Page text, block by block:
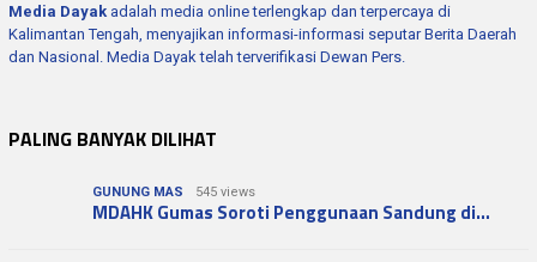
Media Dayak adalah media online terlengkap dan terpercaya di
Kalimantan Tengah, menyajikan informasi-informasi seputar Berita Daerah
dan Nasional. Media Dayak telah terverifikasi Dewan Pers.
PALING BANYAK DILIHAT
GUNUNG MAS 545 views
MDAHK Gumas Soroti Penggunaan Sandung di…